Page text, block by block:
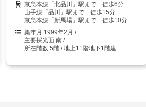
京急本線「北品川」駅まで 徒歩6分
山手線「品川」駅まで 徒歩15分
京急本線「新馬場」駅まで 徒歩10分
1999年2月
南
5階 / 地上11階地下1階建